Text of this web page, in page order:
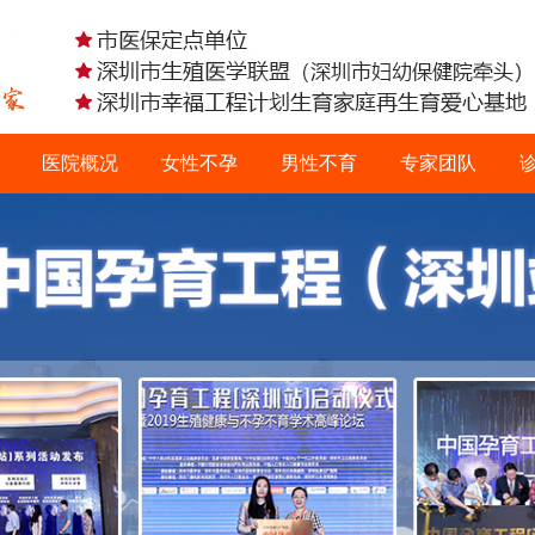
医院概况 女性不孕 男性不育 专家团队